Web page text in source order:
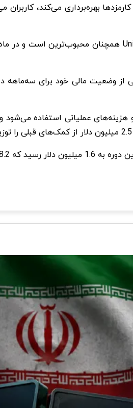
به هزینه‌های حرفه‌ای اختصاص یافته است.